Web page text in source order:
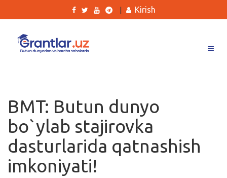
Ishlar
Kurslar
Blog
Yana
Kirish
BMT: Butun dunyo
bo`ylab stajirovka
dasturlarida qatnashish
imkoniyati!